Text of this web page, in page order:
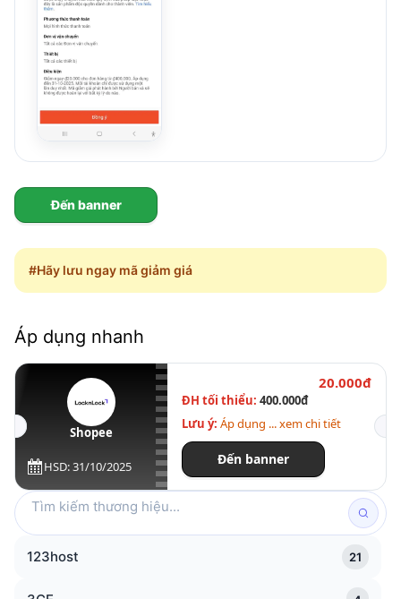
Đến banner
#Hãy lưu ngay mã giảm giá
Áp dụng nhanh
Shopee
HSD: 31/10/2025
20.000đ
ĐH tối thiểu: 400.000đ
Lưu ý: Áp dụng ... xem chi tiết
Đến banner
Tìm
kiếm
thương
hiệu
123host 21